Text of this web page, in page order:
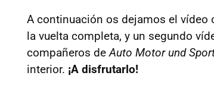
A continuación os dejamos el vídeo
la vuelta completa, y un segundo
compañeros deAuto Motor und
interior. ¡A disfrutarlo!